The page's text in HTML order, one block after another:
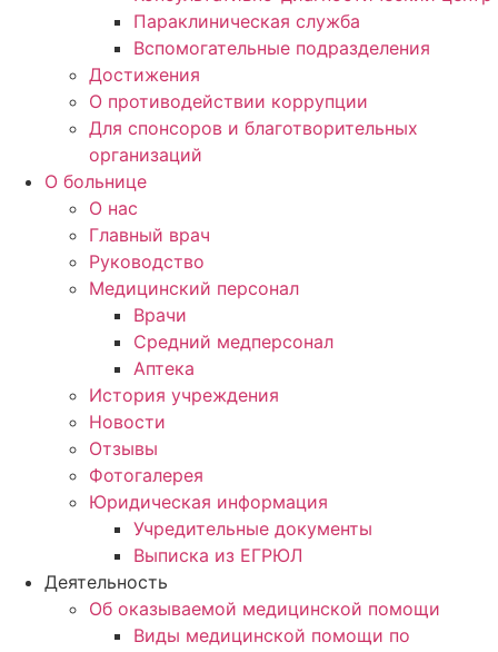
Параклиническая служба
Вспомогательные подразделения
Достижения
О противодействии коррупции
Для спонсоров и благотворительных
организаций
О больнице
О нас
Главный врач
Руководство
Медицинский персонал
Врачи
Средний медперсонал
Аптека
История учреждения
Новости
Отзывы
Фотогалерея
Юридическая информация
Учредительные документы
Выписка из ЕГРЮЛ
Деятельность
Об оказываемой медицинской помощи
Виды медицинской помощи по